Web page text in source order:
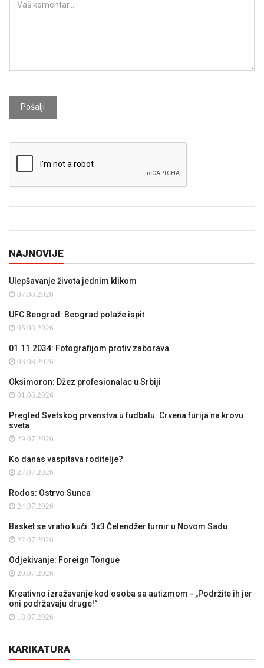
Pošalji
NAJNOVIJE
Ulepšavanje života jednim klikom
07.08.2026
UFC Beograd: Beograd polaže ispit
05.08.2026
01.11.2034: Fotografijom protiv zaborava
03.08.2026
Oksimoron: Džez profesionalac u Srbiji
01.08.2026
Pregled Svetskog prvenstva u fudbalu: Crvena furija na krovu
sveta
29.07.2026
Ko danas vaspitava roditelje?
27.07.2026
Rodos: Ostrvo Sunca
24.07.2026
Basket se vratio kući: 3x3 Čelendžer turnir u Novom Sadu
22.07.2026
Odjekivanje: Foreign Tongue
20.07.2026
Kreativno izražavanje kod osoba sa autizmom - „Podržite ih jer
oni podržavaju druge!“
18.07.2026
KARIKATURA